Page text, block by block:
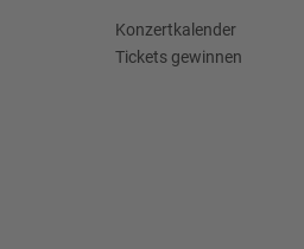
Konzertkalender
Tickets gewinnen